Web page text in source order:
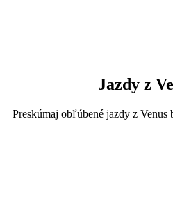
je 6-Seater, bude ťa stáť približne
Jazdy z
Preskúmaj obľúbené jazdy z Venus